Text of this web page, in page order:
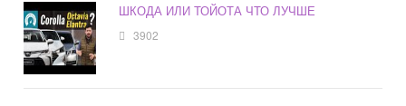
ШКОДА ИЛИ ТОЙОТА ЧТО ЛУЧШЕ
3902